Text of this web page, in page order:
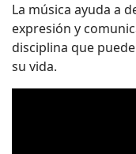
La música ayuda a
expresión y
disciplina que
su vida.